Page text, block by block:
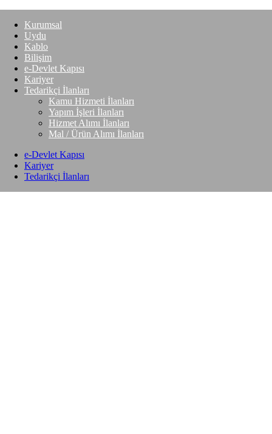
Kurumsal
Uydu
Kablo
Bilişim
e-Devlet Kapısı
Kariyer
Tedarikçi İlanları
Kamu Hizmeti İlanları
Yapım İşleri İlanları
Hizmet Alımı İlanları
Mal / Ürün Alımı İlanları
e-Devlet Kapısı
Kariyer
Tedarikçi İlanları